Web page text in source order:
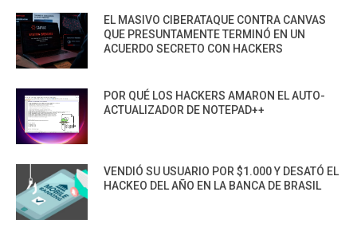
EL MASIVO CIBERATAQUE CONTRA CANVAS
QUE PRESUNTAMENTE TERMINÓ EN UN
ACUERDO SECRETO CON HACKERS
POR QUÉ LOS HACKERS AMARON EL AUTO-
ACTUALIZADOR DE NOTEPAD++
VENDIÓ SU USUARIO POR $1.000 Y DESATÓ EL
HACKEO DEL AÑO EN LA BANCA DE BRASIL